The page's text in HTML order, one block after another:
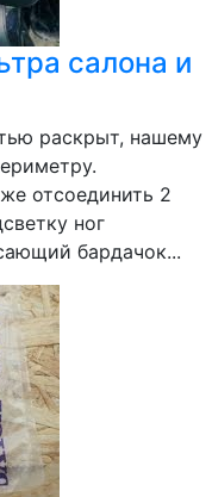
салона и
раскрыт, нашему
отсоединить 2
ног
бардачок...